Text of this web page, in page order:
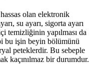
olan elektronik
su ayarı, sigorta ayarı
temizliğinin yapılması da
bu işin beyin bölümünü
peteklerdir. Bu sebeple
kaçınılmaz bir durumdur.